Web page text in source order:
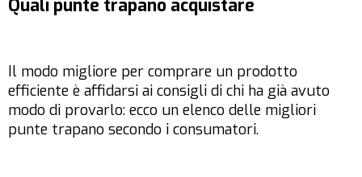
Quali punte trapano acquistare
Il modo migliore per comprare un prodotto
efficiente è affidarsi ai consigli di chi ha già avuto
modo di provarlo: ecco un elenco delle migliori
punte trapano secondo i consumatori.